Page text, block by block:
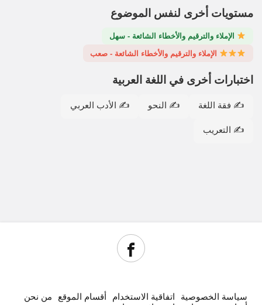
مستويات أخرى لنفس الموضوع
الإملاء والترقيم والأخطاء الشائعة - سهل
الإملاء والترقيم والأخطاء الشائعة - صعب
اختبارات أخرى في اللغة العربية
✍️ فقة اللغة ✍️ النحو ✍️ الأدب العربي
✍️ التعريب
سياسة الخصوصية اتفاقية الاستخدام أقسام الموقع
من نحن